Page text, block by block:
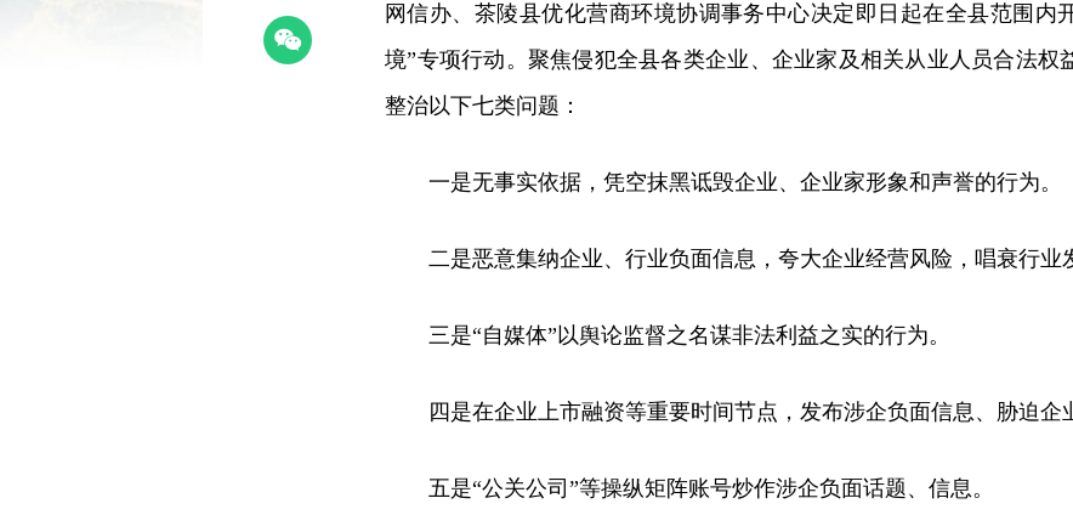
网信办、茶陵县优化营商环境协调事务中心决定即日起在全县范围内
境”专项行动。聚焦侵犯全县各类企业、企业家及相关从业人员合法权
整治以下七类问题：
一是无事实依据，凭空抹黑诋毁企业、企业家形象和声誉的行为。
二是恶意集纳企业、行业负面信息，夸大企业经营风险，唱衰行业
三是“自媒体”以舆论监督之名谋非法利益之实的行为。
四是在企业上市融资等重要时间节点，发布涉企负面信息、胁迫企
五是“公关公司”等操纵矩阵账号炒作涉企负面话题、信息。